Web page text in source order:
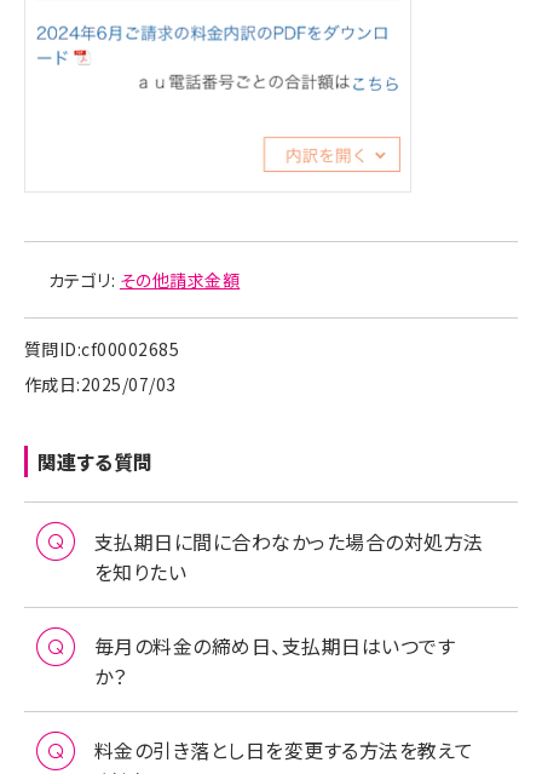
カテゴリ: その他請求金額
質問ID:cf00002685
作成日:2025/07/03
関連する質問
支払期日に間に合わなかった場合の対処方法
を知りたい
毎月の料金の締め日、支払期日はいつです
か？
料金の引き落とし日を変更する方法を教えて